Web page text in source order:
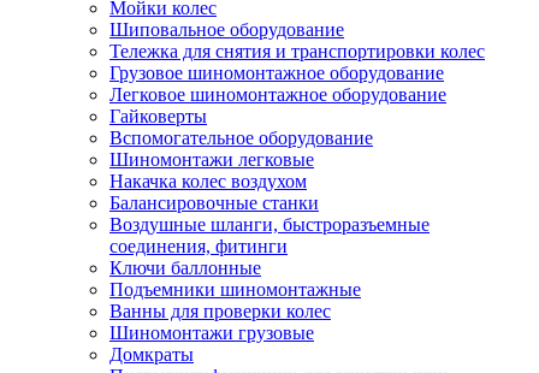
Мойки колес
Шиповальное оборудование
Тележка для снятия и транспортировки колес
Грузовое шиномонтажное оборудование
Легковое шиномонтажное оборудование
Гайковерты
Вспомогательное оборудование
Шиномонтажи легковые
Накачка колес воздухом
Балансировочные станки
Воздушные шланги, быстроразъемные
соединения, фитинги
Ключи баллонные
Подъемники шиномонтажные
Ванны для проверки колес
Шиномонтажи грузовые
Домкраты